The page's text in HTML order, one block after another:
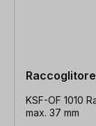
KSF-OF 1010
max. 37 mm